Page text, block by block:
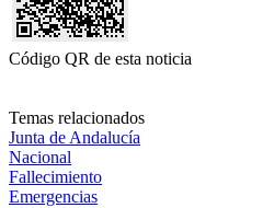
Código QR de esta noticia
Temas relacionados
Junta de Andalucía
Nacional
Fallecimiento
Emergencias